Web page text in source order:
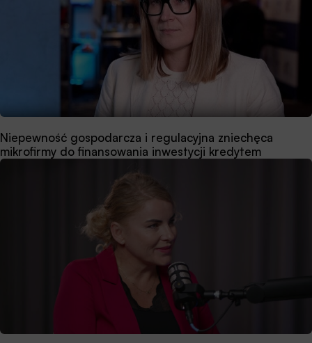
Niepewność gospodarcza i regulacyjna zniechęca
mikrofirmy do finansowania inwestycji kredytem